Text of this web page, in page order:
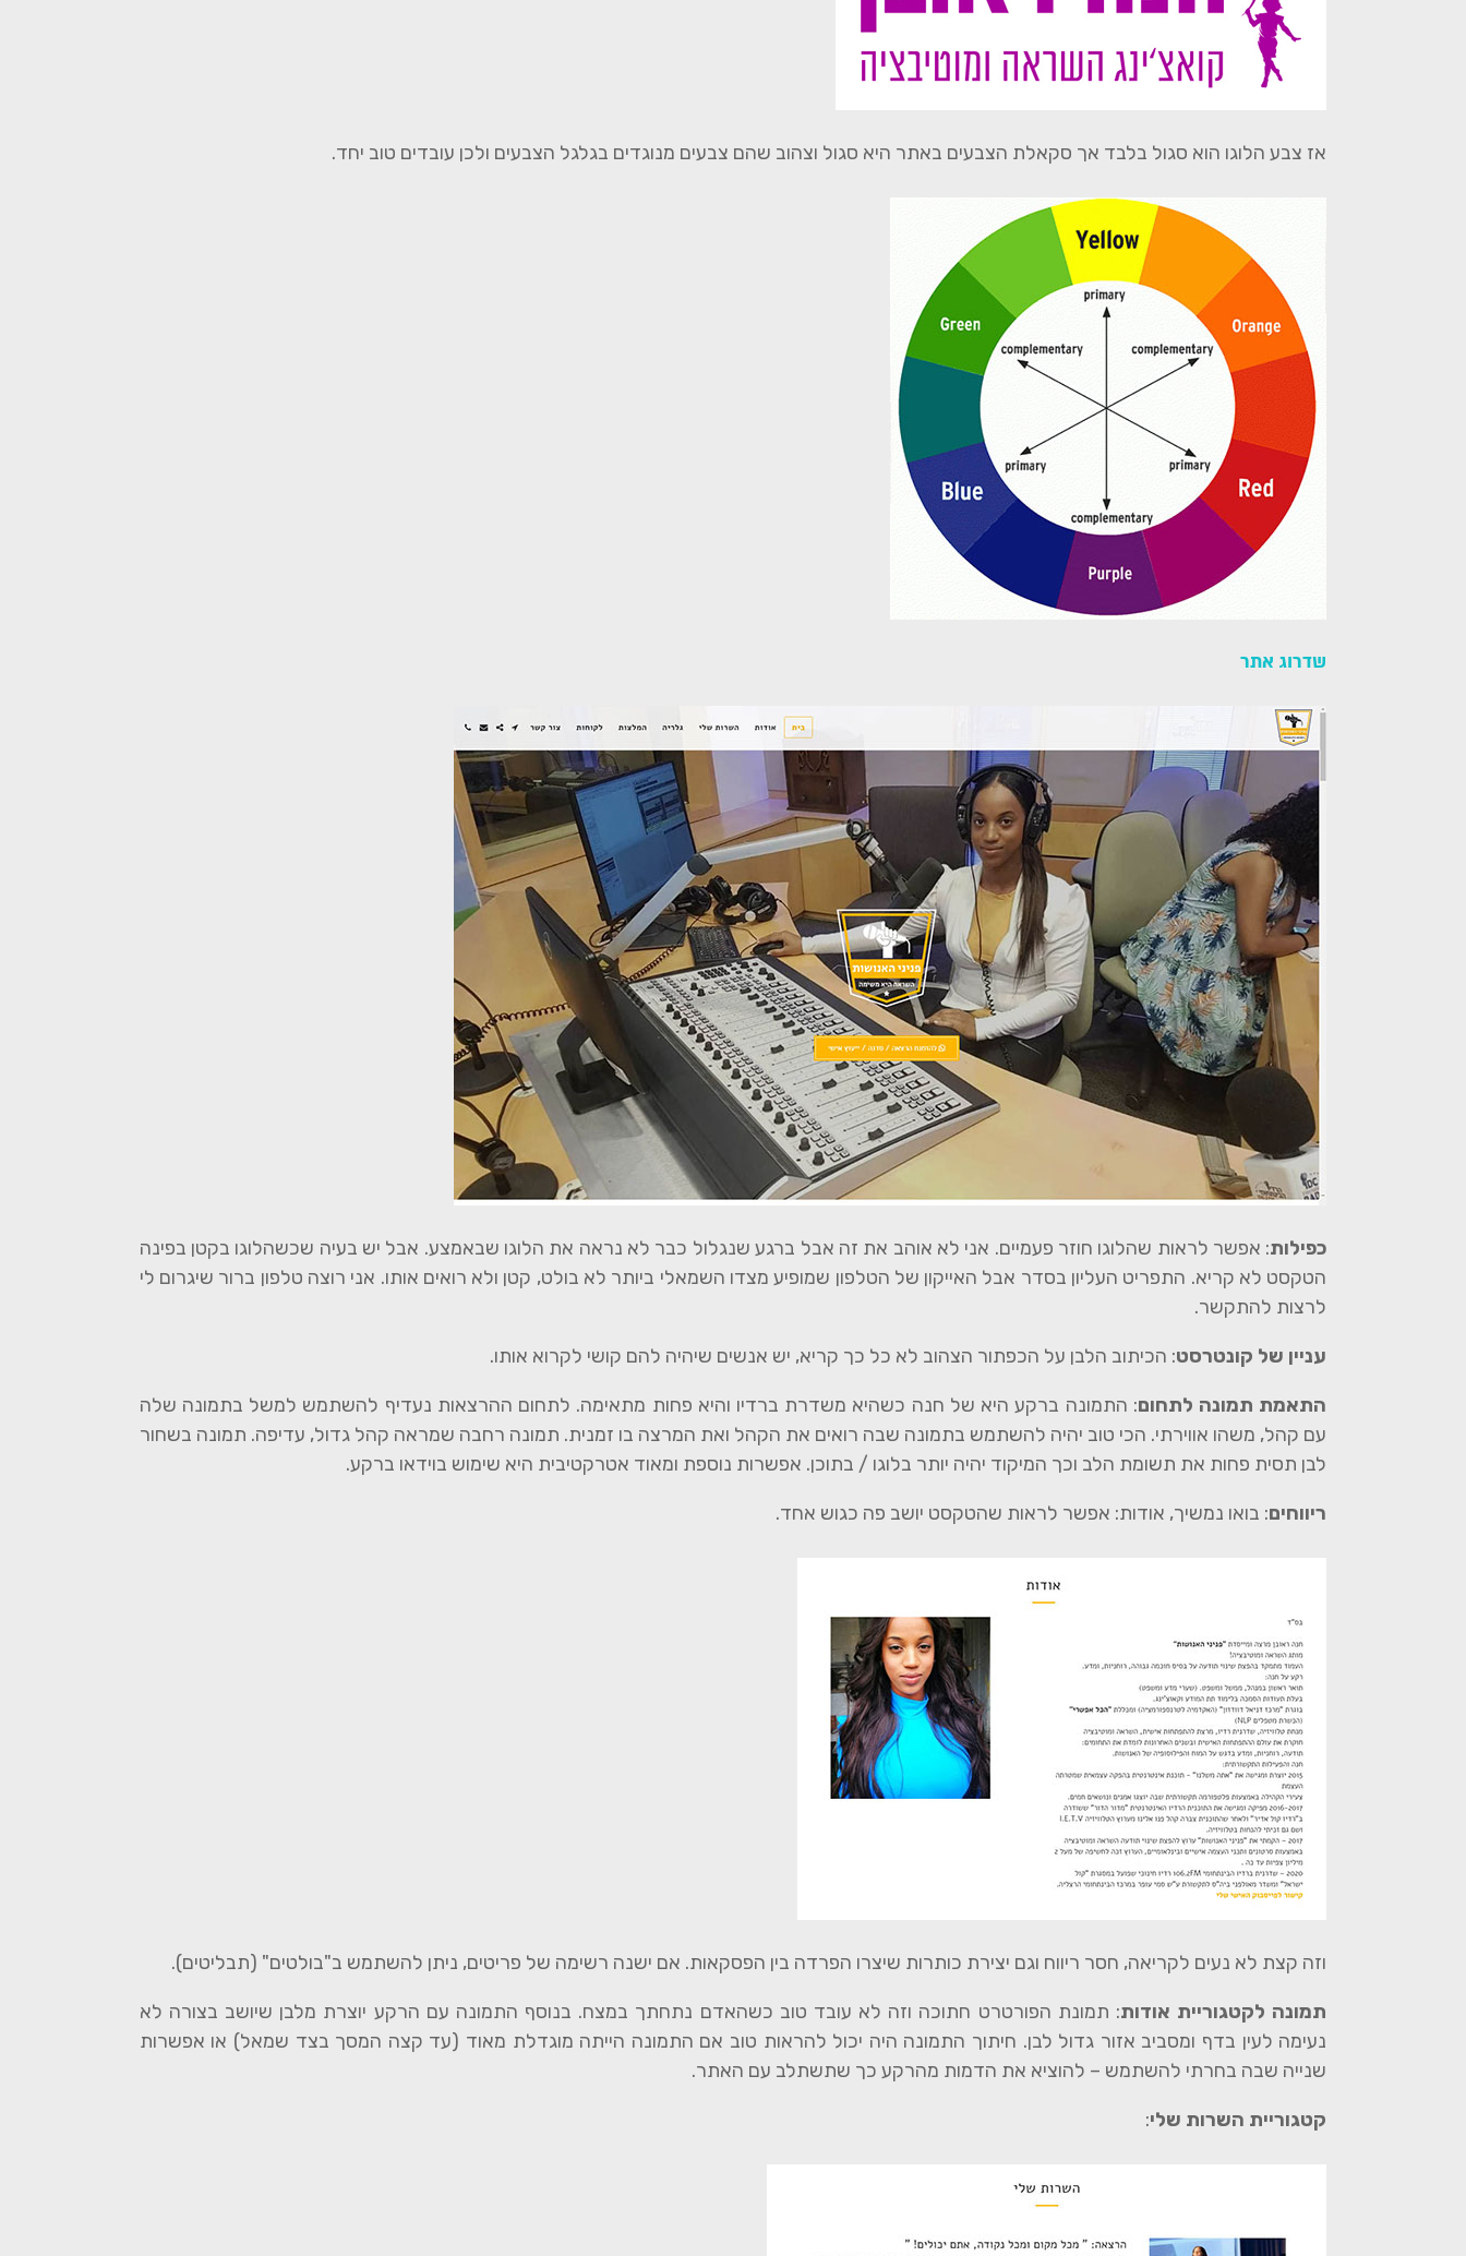
אז צבע הלוגו הוא סגול בלבד אך סקאלת הצבעים באתר היא סגול וצהוב שהם צבעים מנוגדים בגלגל הצבעים ולכן עובדים טוב יחד.
שדרוג אתר
כפילות: אפשר לראות שהלוגו חוזר פעמיים. אני לא אוהב את זה אבל ברגע שנגלול כבר לא נראה את הלוגו שבאמצע. אבל יש בעיה שכשהלוגו בקטן בפינה
הטקסט לא קריא. התפריט העליון בסדר אבל האייקון של הטלפון שמופיע מצדו השמאלי ביותר לא בולט, קטן ולא רואים אותו. אני רוצה טלפון ברור שיגרום לי
לרצות להתקשר.
עניין של קונטרסט: הכיתוב הלבן על הכפתור הצהוב לא כל כך קריא, יש אנשים שיהיה להם קושי לקרוא אותו.
התאמת תמונה לתחום: התמונה ברקע היא של חנה כשהיא משדרת ברדיו והיא פחות מתאימה. לתחום ההרצאות נעדיף להשתמש למשל בתמונה שלה
עם קהל, משהו אווירתי. הכי טוב יהיה להשתמש בתמונה שבה רואים את הקהל ואת המרצה בו זמנית. תמונה רחבה שמראה קהל גדול, עדיפה. תמונה בשחור
לבן תסית פחות את תשומת הלב וכך המיקוד יהיה יותר בלוגו / בתוכן. אפשרות נוספת ומאוד אטרקטיבית היא שימוש בוידאו ברקע.
ריווחים: בואו נמשיך, אודות: אפשר לראות שהטקסט יושב פה כגוש אחד.
וזה קצת לא נעים לקריאה, חסר ריווח וגם יצירת כותרות שיצרו הפרדה בין הפסקאות. אם ישנה רשימה של פריטים, ניתן להשתמש ב"בולטים" (תבליטים).
תמונה לקטגוריית אודות: תמונת הפורטרט חתוכה וזה לא עובד טוב כשהאדם נתחתך במצח. בנוסף התמונה עם הרקע יוצרת מלבן שיושב בצורה לא
נעימה לעין בדף ומסביב אזור גדול לבן. חיתוך התמונה היה יכול להראות טוב אם התמונה הייתה מוגדלת מאוד (עד קצה המסך בצד שמאל) או אפשרות
שנייה שבה בחרתי להשתמש – להוציא את הדמות מהרקע כך שתשתלב עם האתר.
קטגוריית השרות שלי: